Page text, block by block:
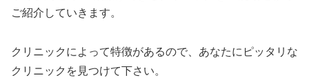
ご紹介していきます。
クリニックによって特徴があるので、あなたにピッタリな
クリニックを見つけて下さい。